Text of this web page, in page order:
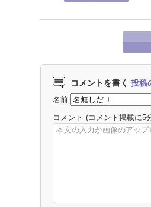
コメントを書く 投稿
名前
コメント (コメント掲載に5